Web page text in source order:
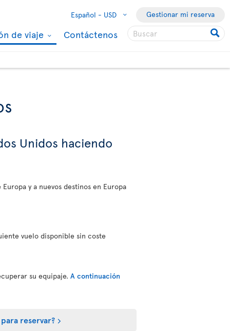
Español - USD Gestionar mi reserva
de viaje Contáctenos
Unidos haciendo
y a nuevos destinos en Europa
vuelo disponible sin coste
su equipaje. A continuación
reservar?